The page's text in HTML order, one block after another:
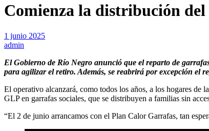
Comienza la distribución
1 junio 2025
admin
El Gobierno de Río Negro anunció que el reparto de
para agilizar el retiro. Además, se reabrirá por excepción el
El operativo alcanzará, como todos los años, a los hogares de
GLP en garrafas sociales, que se distribuyen a familias sin
“El 2 de junio arrancamos con el Plan Calor Garrafas, tan